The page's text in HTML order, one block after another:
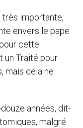
très importante,
envers le pape
cette
un Traité pour
mais cela ne
années, dit-
malgré